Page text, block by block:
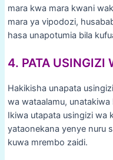
mara kwa mara kwani
mara ya vipodozi,
hasa unapotumia bila
4. PATA USINGIZI
Hakikisha unapata
wa wataalamu, unatakiwa
Ikiwa utapata usingizi wa
yataonekana yenye nuru
kuwa mrembo zaidi.